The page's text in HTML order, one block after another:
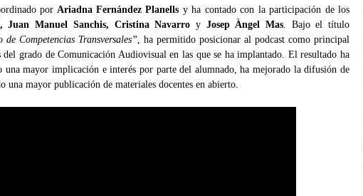
por Ariadna Fernández Planells y ha contado con la participación de los
Juan Manuel Sanchis, Cristina Navarro y Josep Àngel Mas. Bajo el título
Competencias Transversales” , ha permitido posicionar al podcast como principal
del grado de Comunicación Audiovisual en las que se ha implantado. El resultado ha
una mayor implicación e interés por parte del alumnado, ha mejorado la difusión de
una mayor publicación de materiales docentes en abierto.